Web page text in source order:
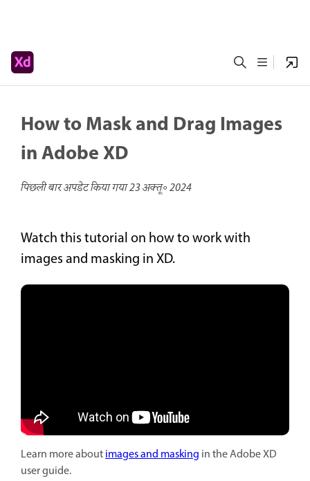
How to Mask and Drag Images
in Adobe XD
पिछली बार अपडेट किया गया23 अक्तू॰ 2024
Watch this tutorial on how to work with
images and masking in XD.
Learn more aboutimages and masking in the Adobe XD
user guide.